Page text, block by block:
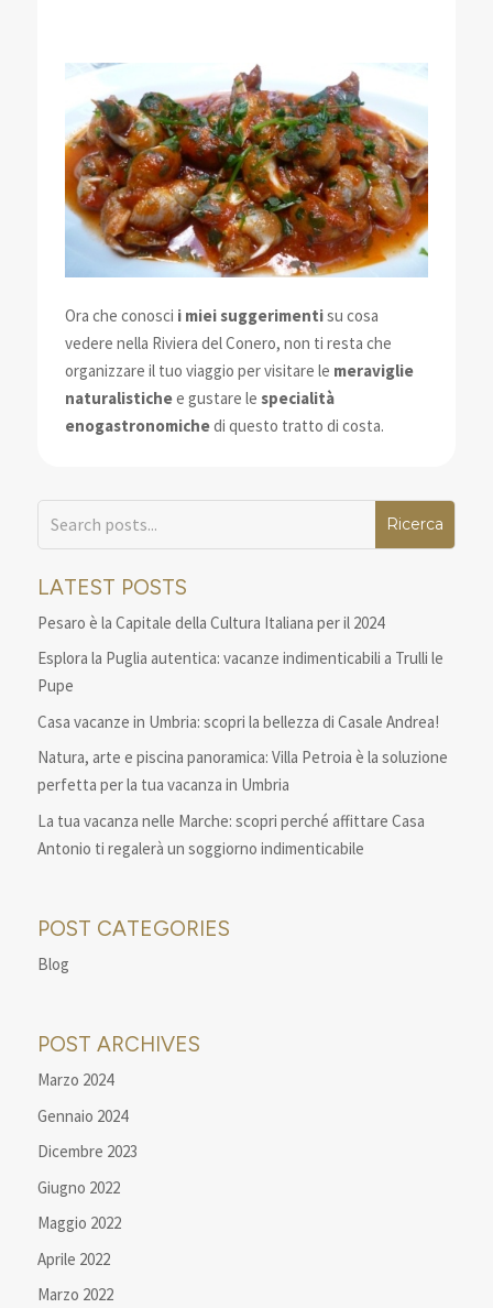
Ora che conosci i miei suggerimentisu cosa
vedere nella Riviera del Conero, non ti resta che
organizzare il tuo viaggio per visitare le meraviglie
naturalistichee gustare le specialità
enogastronomichedi questo tratto di costa.
LATEST POSTS
Pesaro è la Capitale della Cultura Italiana per il 2024
Esplora la Puglia autentica: vacanze indimenticabili a Trulli le
Pupe
Casa vacanze in Umbria: scopri la bellezza di Casale Andrea!
Natura, arte e piscina panoramica: Villa Petroia è la soluzione
perfetta per la tua vacanza in Umbria
La tua vacanza nelle Marche: scopri perché affittare Casa
Antonio ti regalerà un soggiorno indimenticabile
POST CATEGORIES
Blog
POST ARCHIVES
Marzo 2024
Gennaio 2024
Dicembre 2023
Giugno 2022
Maggio 2022
Aprile 2022
Marzo 2022